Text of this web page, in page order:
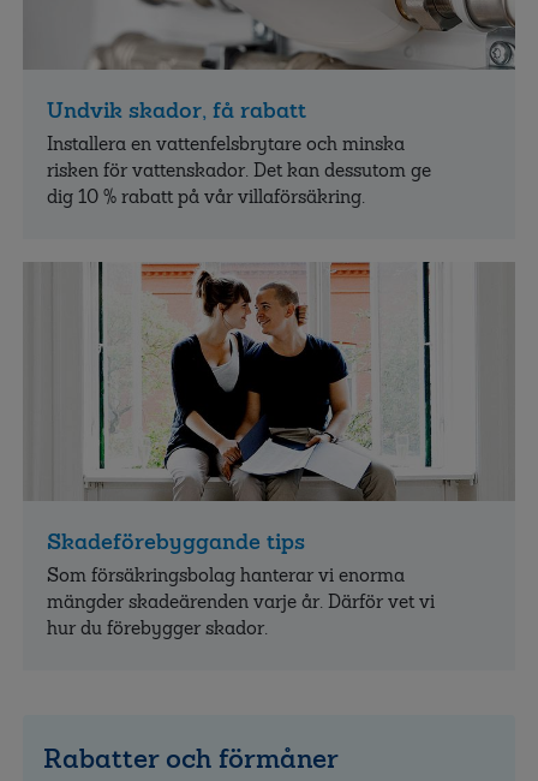
Undvik skador, få rabatt
Installera en vattenfelsbrytare och minska
risken för vattenskador. Det kan dessutom ge
dig 10 % rabatt på vår villaförsäkring.
Skadeförebyggande tips
Som försäkrings­bolag hanterar vi enorma
mängder skade­ärenden varje år. Därför vet vi
hur du före­bygger skador.
Rabatter och förmåner